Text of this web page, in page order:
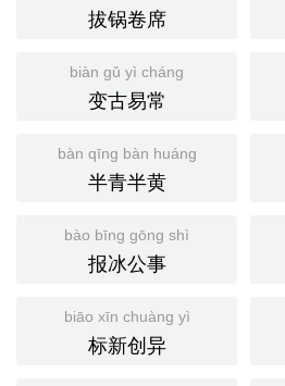
拔锅卷席
biàn gǔ yì cháng
变古易常
bàn qīng bàn huáng
半青半黄
bào bīng gōng shì
报冰公事
biāo xīn chuàng yì
标新创异